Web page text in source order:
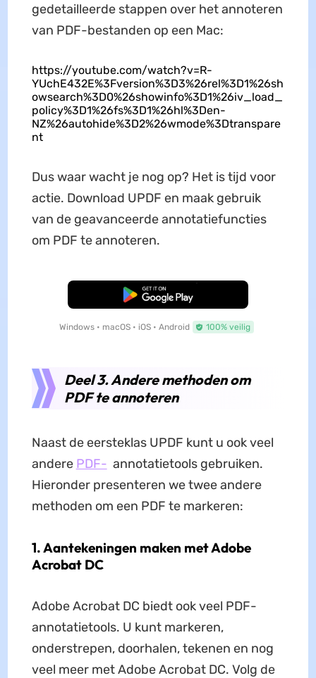
gedetailleerde stappen over het annoteren
van PDF-bestanden op een Mac:
https://youtube.com/watch?v=R-
YUchE432E%3Fversion%3D3%26rel%3D1%26sh
owsearch%3D0%26showinfo%3D1%26iv_load_
policy%3D1%26fs%3D1%26hl%3Den-
NZ%26autohide%3D2%26wmode%3Dtranspare
nt
Dus waar wacht je nog op? Het is tijd voor
actie. Download UPDF en maak gebruik
van de geavanceerde annotatiefuncties
om PDF te annoteren.
Gratis Download
Windows • macOS • iOS • Android 100% veilig
Deel 3. Andere methoden om
PDF te annoteren
Naast de eersteklas UPDF kunt u ook veel
andere PDF- annotatietools gebruiken.
Hieronder presenteren we twee andere
methoden om een ​​PDF te markeren:
1. Aantekeningen maken met Adobe
Acrobat DC
Adobe Acrobat DC biedt ook veel PDF-
annotatietools. U kunt markeren,
onderstrepen, doorhalen, tekenen en nog
veel meer met Adobe Acrobat DC. Volg de